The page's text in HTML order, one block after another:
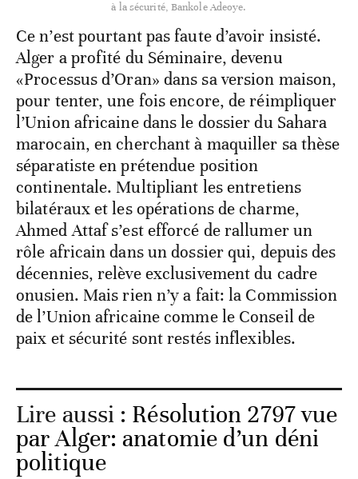
à la sécurité, Bankole Adeoye.
Ce n’est pourtant pas faute d’avoir insisté.
Alger a profité du Séminaire, devenu
«Processus d’Oran» dans sa version maison,
pour tenter, une fois encore, de réimpliquer
l’Union africaine dans le dossier du Sahara
marocain, en cherchant à maquiller sa thèse
séparatiste en prétendue position
continentale. Multipliant les entretiens
bilatéraux et les opérations de charme,
Ahmed Attaf s’est efforcé de rallumer un
rôle africain dans un dossier qui, depuis des
décennies, relève exclusivement du cadre
onusien. Mais rien n’y a fait: la Commission
de l’Union africaine comme le Conseil de
paix et sécurité sont restés inflexibles.
Lire aussi : Résolution 2797 vue
par Alger: anatomie d’un déni
politique